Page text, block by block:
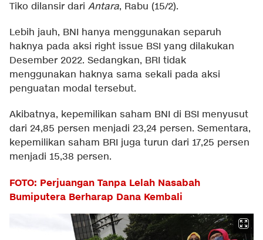
Tiko dilansir dari Antara, Rabu (15/2).
Lebih jauh, BNI hanya menggunakan separuh
haknya pada aksi right issue BSI yang dilakukan
Desember 2022. Sedangkan, BRI tidak
menggunakan haknya sama sekali pada aksi
penguatan modal tersebut.
Akibatnya, kepemilikan saham BNI di BSI menyusut
dari 24,85 persen menjadi 23,24 persen. Sementara,
kepemilikan saham BRI juga turun dari 17,25 persen
menjadi 15,38 persen.
FOTO: Perjuangan Tanpa Lelah Nasabah
Bumiputera Berharap Dana Kembali